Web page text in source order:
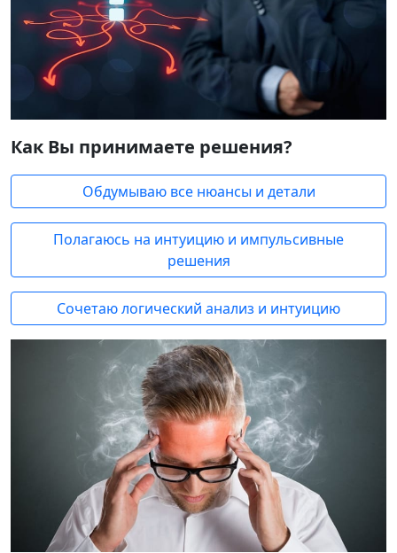
Как Вы принимаете решения?
Обдумываю все нюансы и детали
Полагаюсь на интуицию и импульсивные
решения
Сочетаю логический анализ и интуицию